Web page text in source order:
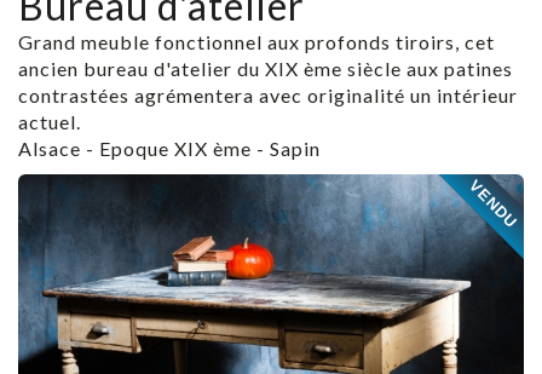
Grand meuble fonctionnel aux profonds tiroirs, cet
ancien bureau d'atelier du XIX ème siècle aux patines
contrastées agrémentera avec originalité un intérieur
actuel.
Alsace - Epoque XIX ème - Sapin
VENDU